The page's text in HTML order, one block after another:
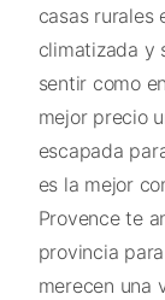
casas rurales
climatizada y
sentir como
mejor precio
escapada
es la mejor
Provence te
provincia
merecen una